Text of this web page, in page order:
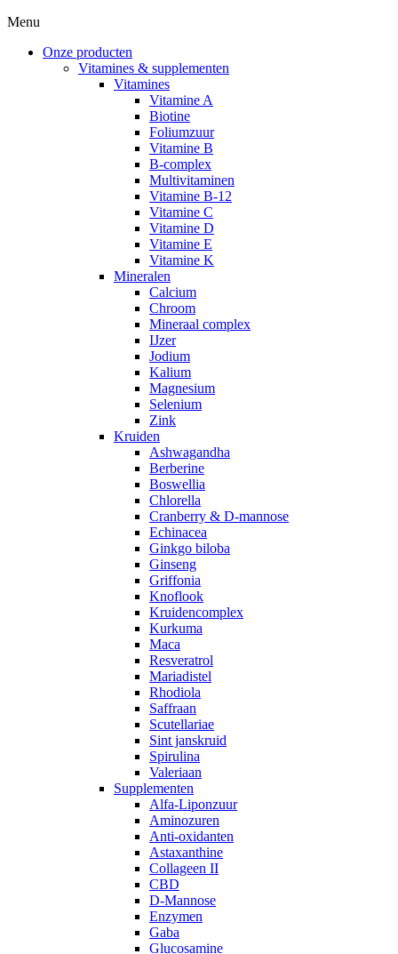
Menu
Onze producten
Vitamines & supplementen
Vitamines
Vitamine A
Biotine
Foliumzuur
Vitamine B
B-complex
Multivitaminen
Vitamine B-12
Vitamine C
Vitamine D
Vitamine E
Vitamine K
Mineralen
Calcium
Chroom
Mineraal complex
IJzer
Jodium
Kalium
Magnesium
Selenium
Zink
Kruiden
Ashwagandha
Berberine
Boswellia
Chlorella
Cranberry & D-mannose
Echinacea
Ginkgo biloba
Ginseng
Griffonia
Knoflook
Kruidencomplex
Kurkuma
Maca
Resveratrol
Mariadistel
Rhodiola
Saffraan
Scutellariae
Sint janskruid
Spirulina
Valeriaan
Supplementen
Alfa-Liponzuur
Aminozuren
Anti-oxidanten
Astaxanthine
Collageen II
CBD
D-Mannose
Enzymen
Gaba
Glucosamine